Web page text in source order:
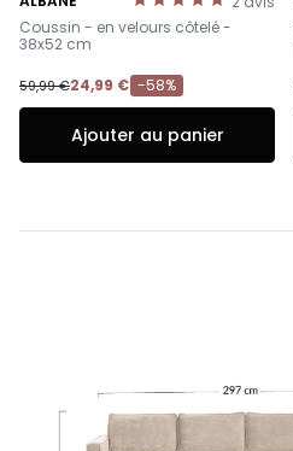
-
Coussin - en velours côtelé -
38x52 cm
59,99 €24,99 € -58%
Ajouter au panier